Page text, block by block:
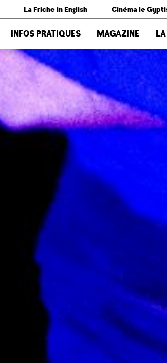
La Friche in English Cinéma le
INFOS PRATIQUES MAGAZINE